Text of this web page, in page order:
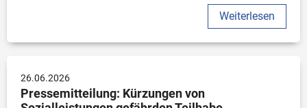
Weiterlesen
26.06.2026
Pressemitteilung: Kürzungen von